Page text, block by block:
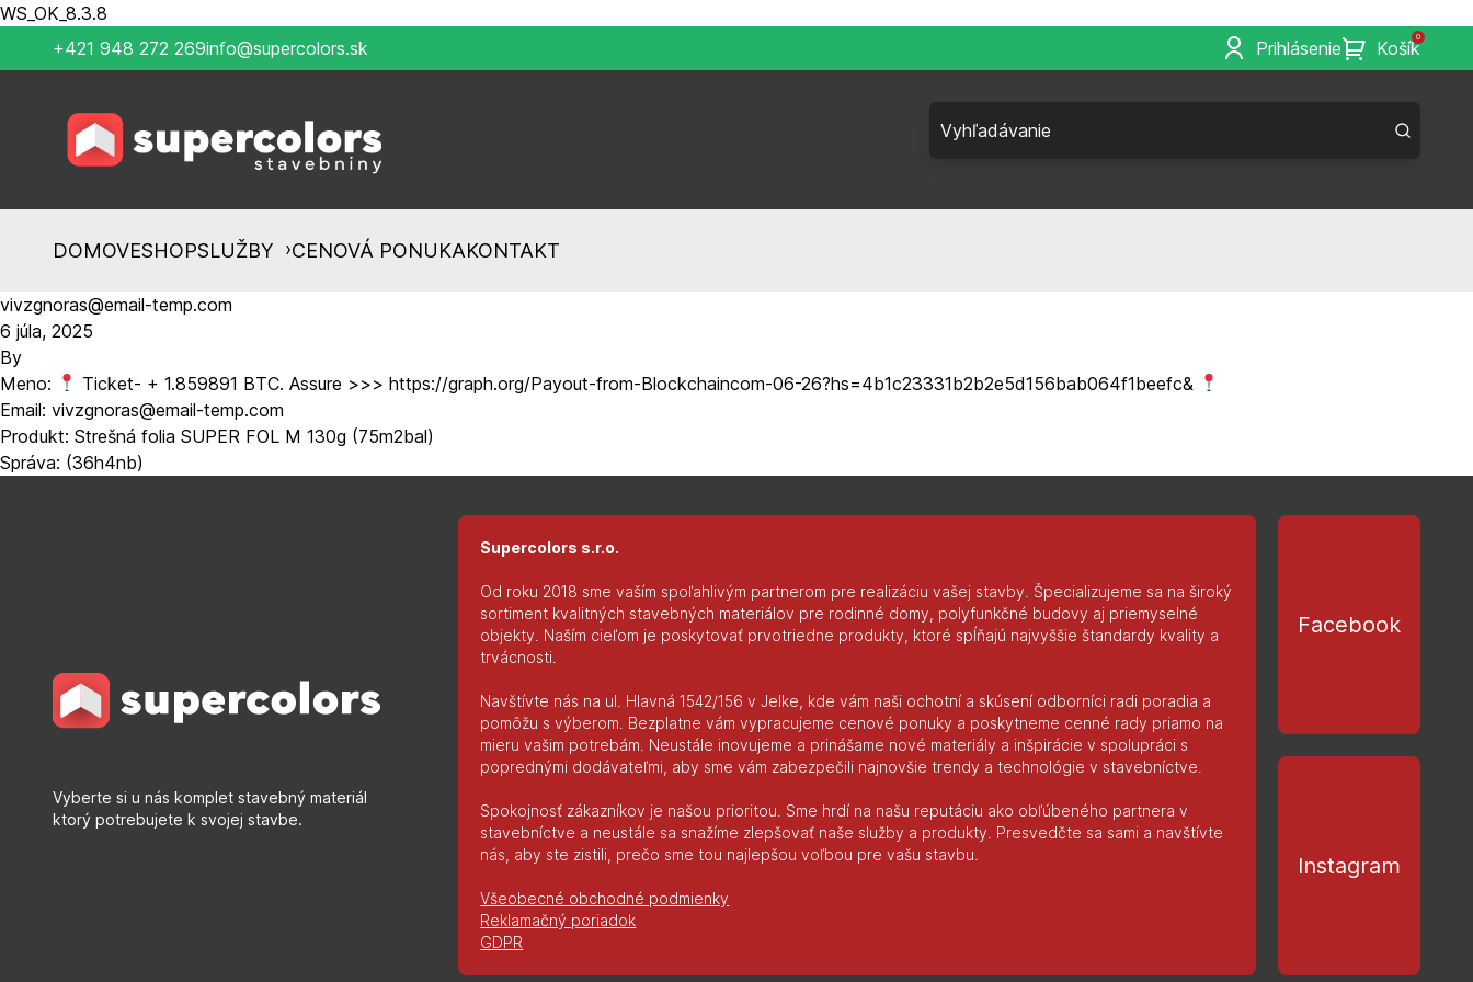
WS_OK_8.3.8
+421 948 272 269info@supercolors.sk Prihlásenie
0
Košík
DOMOVESHOPSLUŽBY ›CENOVÁ PONUKAKONTAKT
vivzgnoras@email-temp.com
6 júla, 2025
By
Meno:
Ticket- + 1.859891 BTC. Assure >>> https://graph.org/Payout-from-Blockchaincom-06-26?hs=4b1c23331b2b2e5d156bab064f1beefc&
Email: vivzgnoras@email-temp.com
Produkt: Strešná folia SUPER FOL M 130g (75m2bal)
Správa: (36h4nb)
Vyberte si u nás komplet stavebný materiál
ktorý potrebujete k svojej stavbe.
Supercolors s.r.o.
Od roku 2018 sme vaším spoľahlivým partnerom pre realizáciu vašej stavby. Špecializujeme sa na široký
sortiment kvalitných stavebných materiálov pre rodinné domy, polyfunkčné budovy aj priemyselné
objekty. Naším cieľom je poskytovať prvotriedne produkty, ktoré spĺňajú najvyššie štandardy kvality a
trvácnosti.
Navštívte nás na ul. Hlavná 1542/156 v Jelke, kde vám naši ochotní a skúsení odborníci radi poradia a
pomôžu s výberom. Bezplatne vám vypracujeme cenové ponuky a poskytneme cenné rady priamo na
mieru vašim potrebám. Neustále inovujeme a prinášame nové materiály a inšpirácie v spolupráci s
poprednými dodávateľmi, aby sme vám zabezpečili najnovšie trendy a technológie v stavebníctve.
Spokojnosť zákazníkov je našou prioritou. Sme hrdí na našu reputáciu ako obľúbeného partnera v
stavebníctve a neustále sa snažíme zlepšovať naše služby a produkty. Presvedčte sa sami a navštívte
nás, aby ste zistili, prečo sme tou najlepšou voľbou pre vašu stavbu.
Všeobecné obchodné podmienky
Reklamačný poriadok
GDPR
Facebook
Instagram